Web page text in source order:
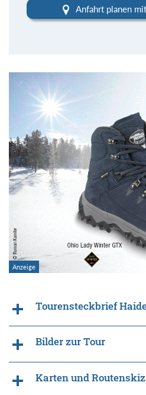
Anfahrt planen
Tourensteckbrief
Bilder zur Tour
Karten und